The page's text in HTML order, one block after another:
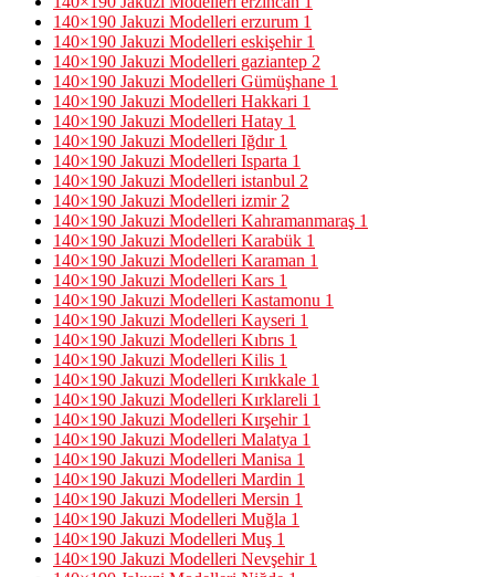
140×190 Jakuzi Modelleri erzurum 1
140×190 Jakuzi Modelleri eskişehir 1
140×190 Jakuzi Modelleri gaziantep 2
140×190 Jakuzi Modelleri Gümüşhane 1
140×190 Jakuzi Modelleri Hakkari 1
140×190 Jakuzi Modelleri Hatay 1
140×190 Jakuzi Modelleri Iğdır 1
140×190 Jakuzi Modelleri Isparta 1
140×190 Jakuzi Modelleri istanbul 2
140×190 Jakuzi Modelleri izmir 2
140×190 Jakuzi Modelleri Kahramanmaraş 1
140×190 Jakuzi Modelleri Karabük 1
140×190 Jakuzi Modelleri Karaman 1
140×190 Jakuzi Modelleri Kars 1
140×190 Jakuzi Modelleri Kastamonu 1
140×190 Jakuzi Modelleri Kayseri 1
140×190 Jakuzi Modelleri Kıbrıs 1
140×190 Jakuzi Modelleri Kilis 1
140×190 Jakuzi Modelleri Kırıkkale 1
140×190 Jakuzi Modelleri Kırklareli 1
140×190 Jakuzi Modelleri Kırşehir 1
140×190 Jakuzi Modelleri Malatya 1
140×190 Jakuzi Modelleri Manisa 1
140×190 Jakuzi Modelleri Mardin 1
140×190 Jakuzi Modelleri Mersin 1
140×190 Jakuzi Modelleri Muğla 1
140×190 Jakuzi Modelleri Muş 1
140×190 Jakuzi Modelleri Nevşehir 1